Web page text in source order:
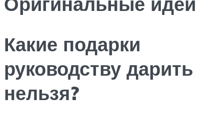
Какие подарки
руководству дарить
нельзя?